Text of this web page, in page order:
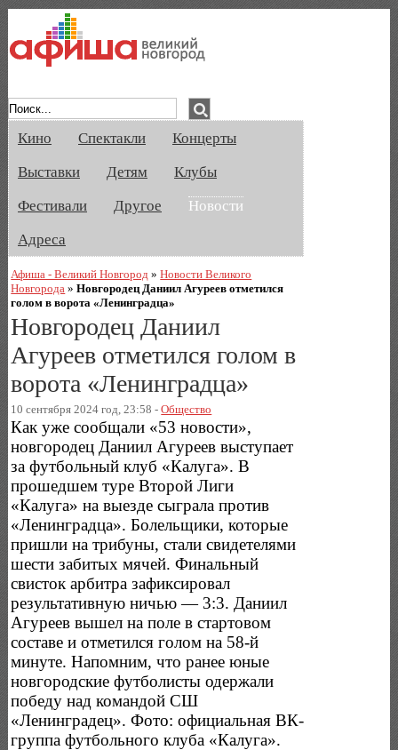
Кино Спектакли
Концерты
Выставки
Детям
Клубы
Фестивали
Другое
Новости
Адреса
Афиша - Великий Новгород »Новости Великого
Новгорода »Новгородец Даниил Агуреев отметился
голом в ворота «Ленинградца»
Новгородец Даниил
Агуреев отметился голом в
ворота «Ленинградца»
10 сентября 2024 год, 23:58 -Общество
Как уже сообщали «53 новости»,
новгородец Даниил Агуреев выступает
за футбольный клуб «Калуга». В
прошедшем туре Второй Лиги
«Калуга» на выезде сыграла против
«Ленинградца». Болельщики, которые
пришли на трибуны, стали свидетелями
шести забитых мячей. Финальный
свисток арбитра зафиксировал
результативную ничью — 3:3. Даниил
Агуреев вышел на поле в стартовом
составе и отметился голом на 58-й
минуте. Напомним, что ранее юные
новгородские футболисты одержали
победу над командой СШ
«Ленинградец». Фото: официальная ВК-
группа футбольного клуба «Калуга».